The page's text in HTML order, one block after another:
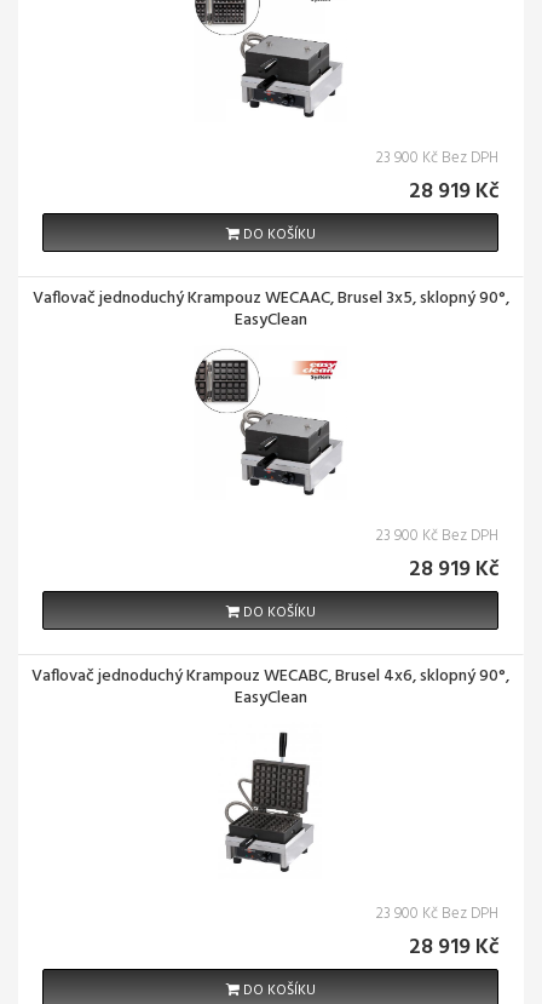
23 900 Kč Bez DPH
28 919 Kč
DO KOŠÍKU
Vaflovač jednoduchý Krampouz WECAAC, Brusel 3x5, sklopný 90°,
EasyClean
23 900 Kč Bez DPH
28 919 Kč
DO KOŠÍKU
Vaflovač jednoduchý Krampouz WECABC, Brusel 4x6, sklopný 90°,
EasyClean
23 900 Kč Bez DPH
28 919 Kč
DO KOŠÍKU